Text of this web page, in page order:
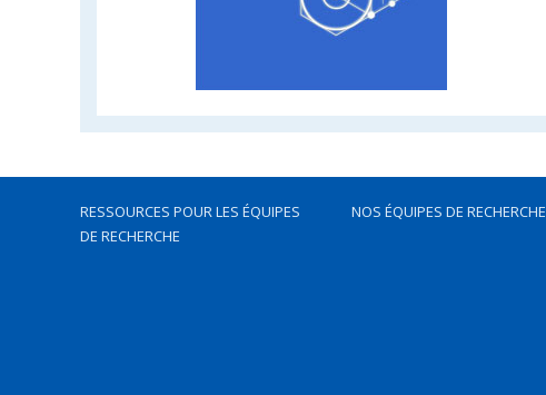
RESSOURCES POUR LES ÉQUIPES
DE RECHERCHE
NOS ÉQUIPES DE RECHERCHE